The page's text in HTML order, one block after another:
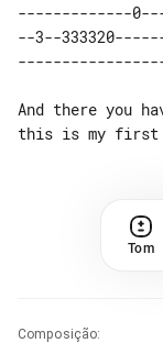
-------------
--3--
And there you
Tom
Composição: